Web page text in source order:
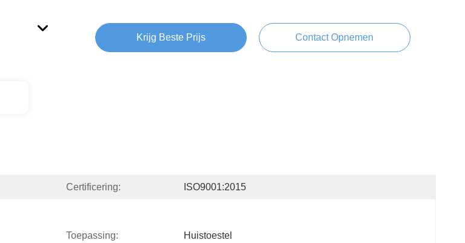
Krijg Beste Prijs Contact Opnemen
Certificering: ISO9001:2015
Toepassing: Huistoestel